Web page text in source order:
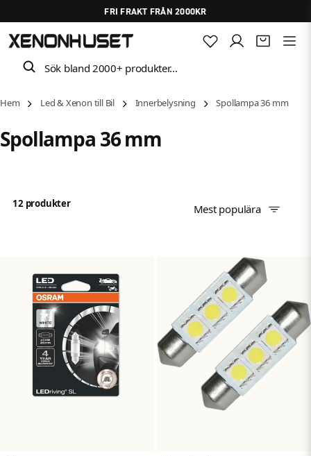
FRI FRAKT FRÅN 2000KR
Sök bland 2000+ produkter…
Hem Led & Xenon till Bil Innerbelysning Spollampa 36 mm
Spollampa 36 mm
12 produkter Mest populära